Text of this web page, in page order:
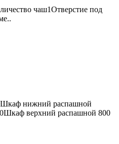
чаш1Отверстие под
нижний распашной
верхний распашной 800